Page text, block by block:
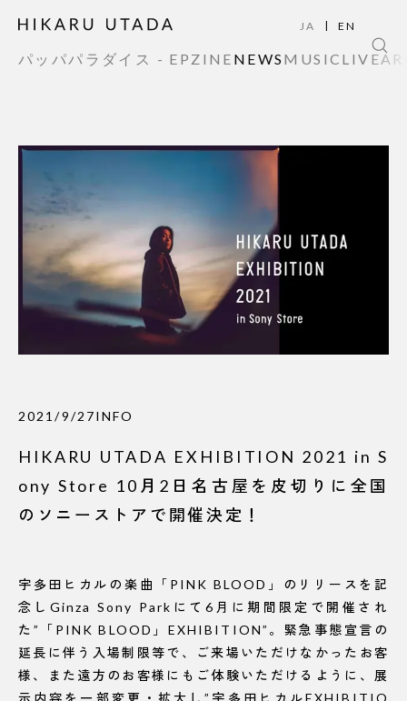
パッパパラダイス - EP ZINE NEWS MUSIC LIVE
JA | EN
2021/9/27INFO
HIKARU UTADA EXHIBITION 2021 in S
ony Store 10月2日名古屋を皮切りに全国
のソニーストアで開催決定！
宇多田ヒカルの楽曲「PINK BLOOD」のリリースを記
念しGinza Sony Parkにて6月に期間限定で開催され
た”「PINK BLOOD」EXHIBITION”。緊急事態宣言の
延長に伴う入場制限等で、ご来場いただけなかったお客
様、また遠方のお客様にもご体験いただけるように、展
示内容を一部変更・拡大し”宇多田ヒカルEXHIBITIO